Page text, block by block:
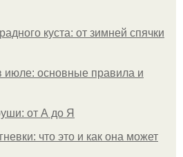
куста: от зимней спячки
июле: основные правила и
от А до Я
что это и как она может